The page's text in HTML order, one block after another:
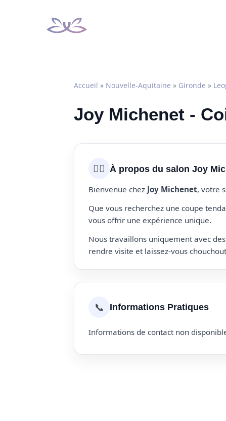
Accueil » Nouvelle-Aquitaine » Gironde »
Joy Michenet -
💇‍♀️ À propos du salon Joy
Bienvenue chez Joy Michenet, votre
Que vous recherchez une coupe
vous offrir une expérience unique.
Nous travaillons uniquement avec
rendre visite et laissez-vous
📞 Informations Pratiques
Informations de contact non